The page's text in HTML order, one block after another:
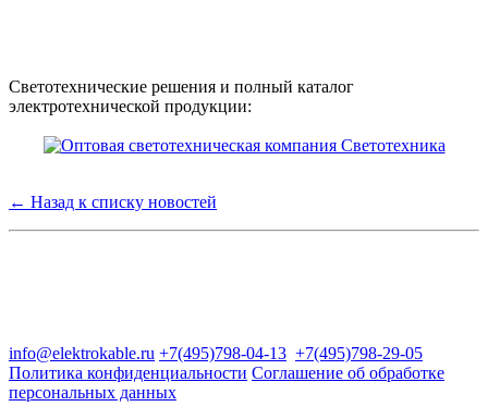
Светотехнические решения и полный каталог
электротехнической продукции:
← Назад к списку новостей
info@elektrokable.ru +7(495)798-04-13 +7(495)798-29-05
Политика конфиденциальности Соглашение об обработке
персональных данных